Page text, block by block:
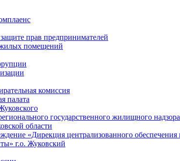
прав предпринимателей
помещений
комиссия
палата
государственного жилищного
области
«Дирекция централизованного
г.о. Жуковский